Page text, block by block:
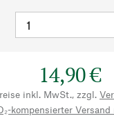
14,90 €
inkl. MwSt., zzgl.
kompensierter Versand